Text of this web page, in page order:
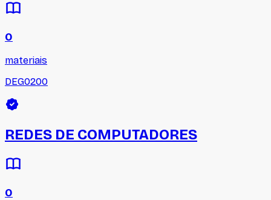
0
materiais
DEG0200
REDES DE COMPUTADORES
0